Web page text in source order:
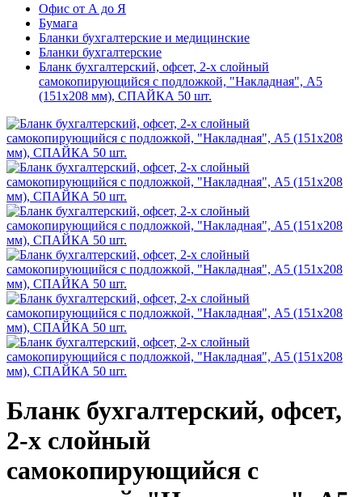
Офис от А до Я
Бумага
Бланки бухгалтерские и медицинские
Бланки бухгалтерские
Бланк бухгалтерский, офсет, 2-х слойный
самокопирующийся с подложкой, "Накладная", А5
(151х208 мм), СПАЙКА 50 шт.
Бланк бухгалтерский, офсет,
2-х слойный
самокопирующийся с